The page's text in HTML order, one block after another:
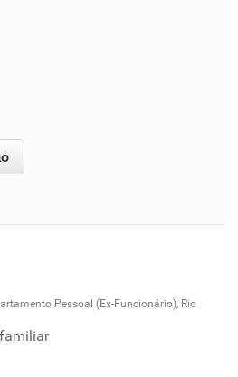
familiar
Pessoal (Ex-Funcionário), Rio